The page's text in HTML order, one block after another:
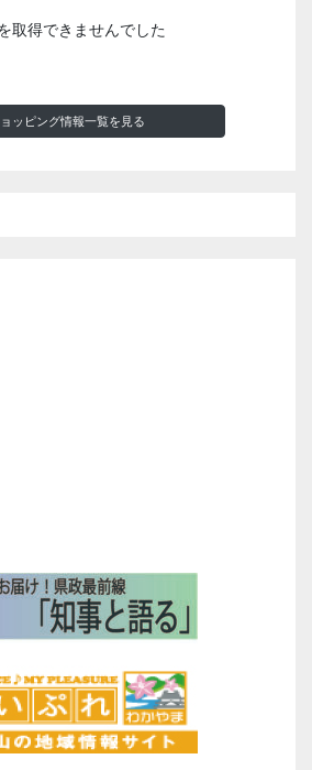
取得できませんでした
ッピング情報一覧を見る